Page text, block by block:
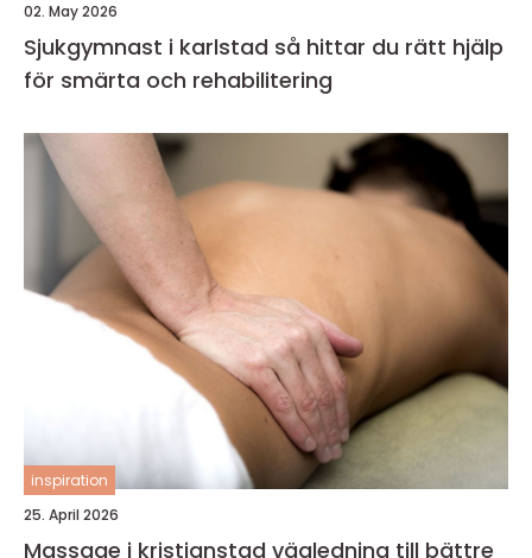
02. May 2026
Sjukgymnast i karlstad så hittar du rätt hjälp
för smärta och rehabilitering
inspiration
25. April 2026
Massage i kristianstad vägledning till bättre